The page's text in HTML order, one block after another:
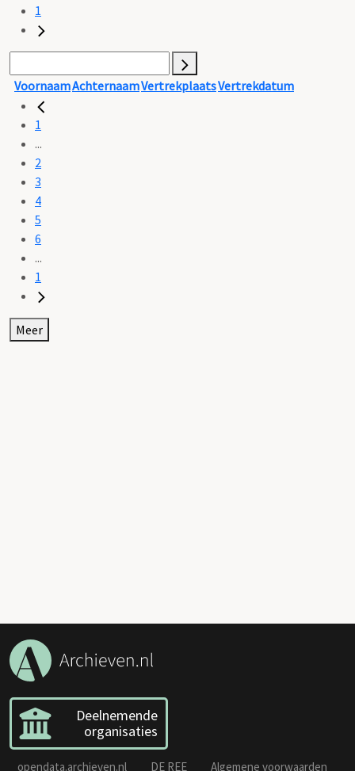
1
VoornaamAchternaamVertrekplaatsVertrekdatum
1
...
2
3
4
5
6
...
1
Meer
Deelnemende
organisaties
opendata.archieven.nl DE REE Algemene voorwaarden